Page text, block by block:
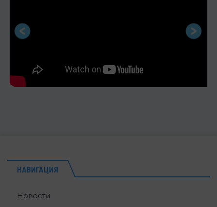
НАВИГАЦИЯ
Новости